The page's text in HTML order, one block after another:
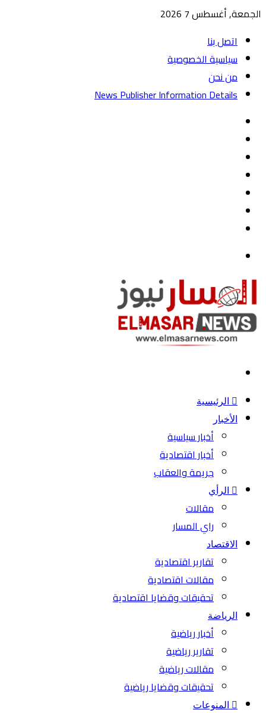
الجمعة, أغسطس 7 2026
اتصل بنا
سياسية الخصوصية
من نحن
News Publisher Information Details
الرئيسية
الأخبار
أخبار سياسية
أخبار اقتصادية
جريمة والعقاب
الرأي
مقالات
راي المسار
الاقتصاد
تقارير اقتصادية
مقالات اقتصادية
تحقيقات وقضايا اقتصادية
الرياضة
أخبار رياضية
تقارير رياضية
مقالات رياضية
تحقيقات وقضايا رياضية
المنوعات